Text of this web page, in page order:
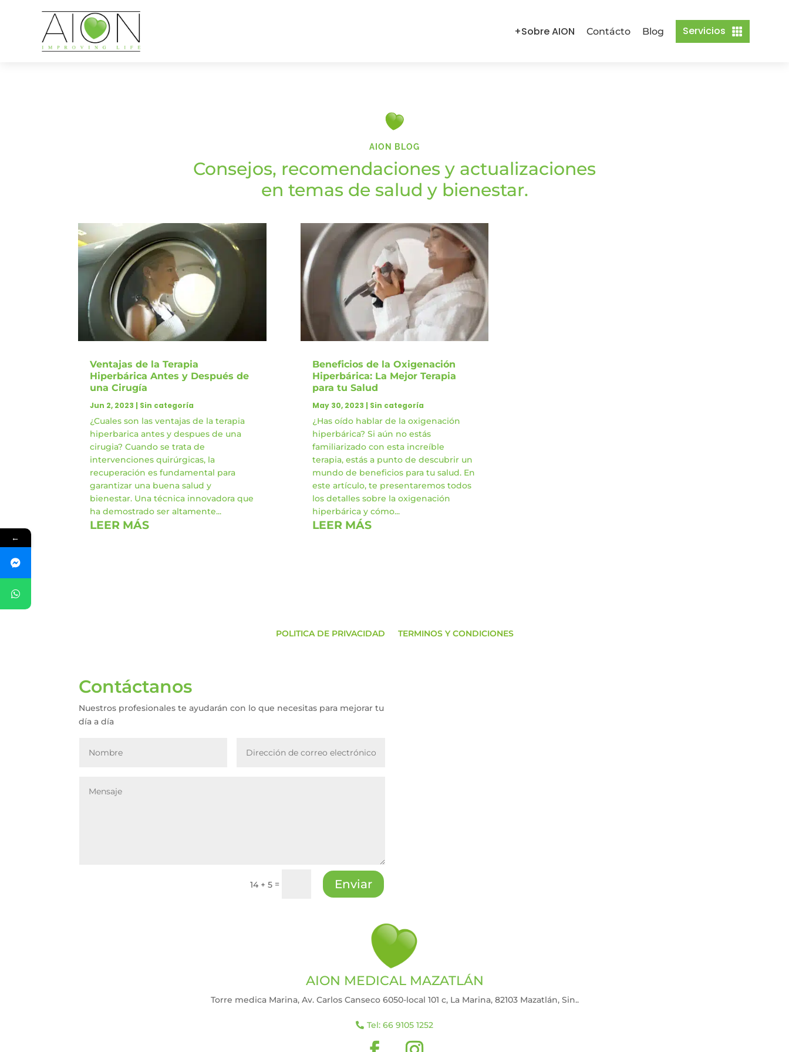
+Sobre AION Contácto Blog 
Servicios
AION BLOG
Consejos, recomendaciones y actualizaciones
en temas de salud y bienestar.
Ventajas de la Terapia
Hiperbárica Antes y Después de
una Cirugía
Jun 2, 2023 | Sin categoría
¿Cuales son las ventajas de la terapia
hiperbarica antes y despues de una
cirugia? Cuando se trata de
intervenciones quirúrgicas, la
recuperación es fundamental para
garantizar una buena salud y
bienestar. Una técnica innovadora que
ha demostrado ser altamente...
LEER MÁS
Beneficios de la Oxigenación
Hiperbárica: La Mejor Terapia
para tu Salud
May 30, 2023 | Sin categoría
¿Has oído hablar de la oxigenación
hiperbárica? Si aún no estás
familiarizado con esta increíble
terapia, estás a punto de descubrir un
mundo de beneficios para tu salud. En
este artículo, te presentaremos todos
los detalles sobre la oxigenación
hiperbárica y cómo...
LEER MÁS
POLITICA DE PRIVACIDAD TERMINOS Y CONDICIONES
Contáctanos
Nuestros profesionales te ayudarán con lo que necesitas para mejorar tu
día a día
14 + 5= Enviar
AION MEDICAL MAZATLÁN
Torre medica Marina, Av. Carlos Canseco 6050-local 101 c, La Marina, 82103 Mazatlán, Sin..
Tel: 66 9105 1252
←